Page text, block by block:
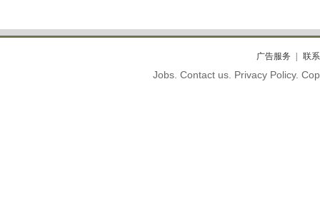
广告服务 联
Jobs. Contact us. Privacy Policy.